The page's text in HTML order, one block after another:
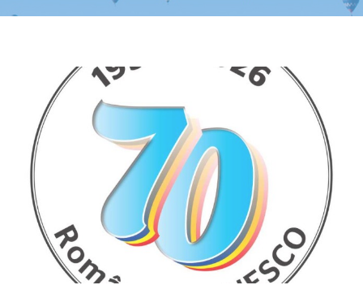
Listă activități